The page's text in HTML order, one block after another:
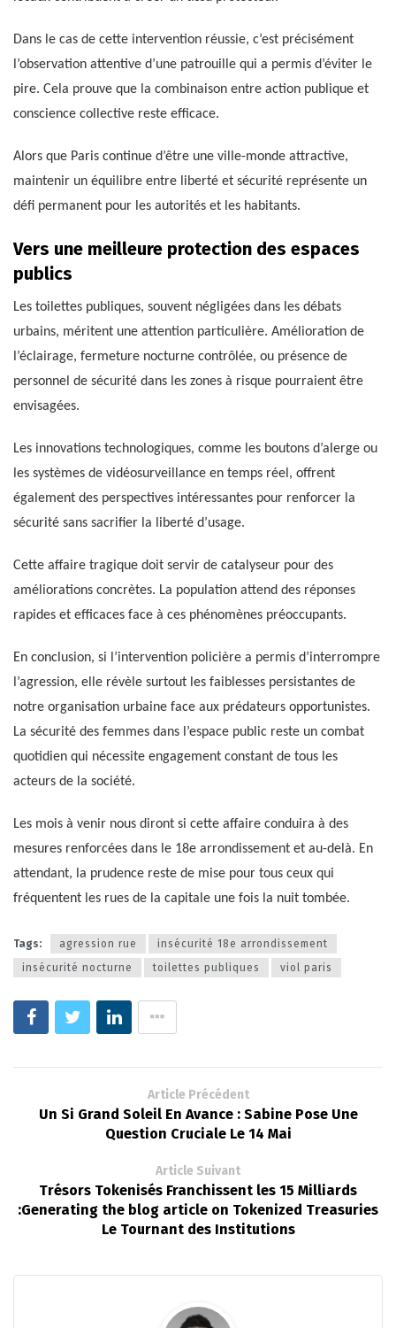
Dans le cas de cette intervention réussie, c’est précisément
l’observation attentive d’une patrouille qui a permis d’éviter le
pire. Cela prouve que la combinaison entre action publique et
conscience collective reste efficace.
Alors que Paris continue d’être une ville-monde attractive,
maintenir un équilibre entre liberté et sécurité représente un
défi permanent pour les autorités et les habitants.
Vers une meilleure protection des espaces
publics
Les toilettes publiques, souvent négligées dans les débats
urbains, méritent une attention particulière. Amélioration de
l’éclairage, fermeture nocturne contrôlée, ou présence de
personnel de sécurité dans les zones à risque pourraient être
envisagées.
Les innovations technologiques, comme les boutons d’alerge ou
les systèmes de vidéosurveillance en temps réel, offrent
également des perspectives intéressantes pour renforcer la
sécurité sans sacrifier la liberté d’usage.
Cette affaire tragique doit servir de catalyseur pour des
améliorations concrètes. La population attend des réponses
rapides et efficaces face à ces phénomènes préoccupants.
En conclusion, si l’intervention policière a permis d’interrompre
l’agression, elle révèle surtout les faiblesses persistantes de
notre organisation urbaine face aux prédateurs opportunistes.
La sécurité des femmes dans l’espace public reste un combat
quotidien qui nécessite engagement constant de tous les
acteurs de la société.
Les mois à venir nous diront si cette affaire conduira à des
mesures renforcées dans le 18e arrondissement et au-delà. En
attendant, la prudence reste de mise pour tous ceux qui
fréquentent les rues de la capitale une fois la nuit tombée.
Tags: agression rue
insécurité 18e arrondissement
insécurité nocturne
toilettes publiques viol paris
Article Précédent
Un Si Grand Soleil En Avance : Sabine Pose Une
Question Cruciale Le 14 Mai
Article Suivant
Trésors Tokenisés Franchissent les 15 Milliards
:Generating the blog article on Tokenized Treasuries
Le Tournant des Institutions